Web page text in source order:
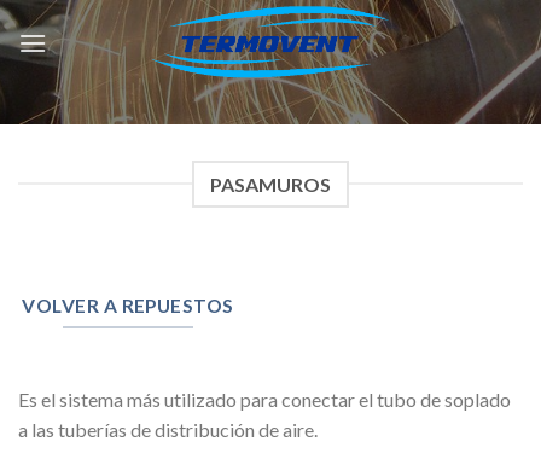
Skip
to
content
PASAMUROS
VOLVER A REPUESTOS
Es el sistema más utilizado para conectar el tubo de soplado
a las tuberías de distribución de aire.